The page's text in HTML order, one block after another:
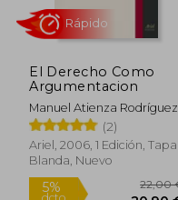
dcto.
El Derecho Como
Argumentacion
Manuel Atienza Rodríguez
(2)
Ariel, 2006, 1 Edición, Tapa
Blanda, Nuevo